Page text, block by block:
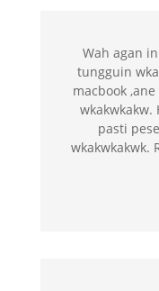
Wah agan
tungguin
macbook
wkakwkakw.
pasti
wkakwkakwk.